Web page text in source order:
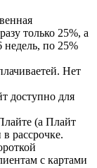
только 25%, а
недель, по 25%
Нет
доступно для
(а Плайт
рассрочке.
с картами